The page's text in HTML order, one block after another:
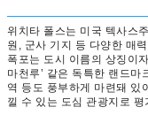
위치타 폴스는 미국 텍사스
원, 군사 기지 등 다양한 매
폭포는 도시 이름의 상징이
마천루’ 같은 독특한 랜드
역 등도 풍부하게 마련돼 있
낄 수 있는 도심 관광지로